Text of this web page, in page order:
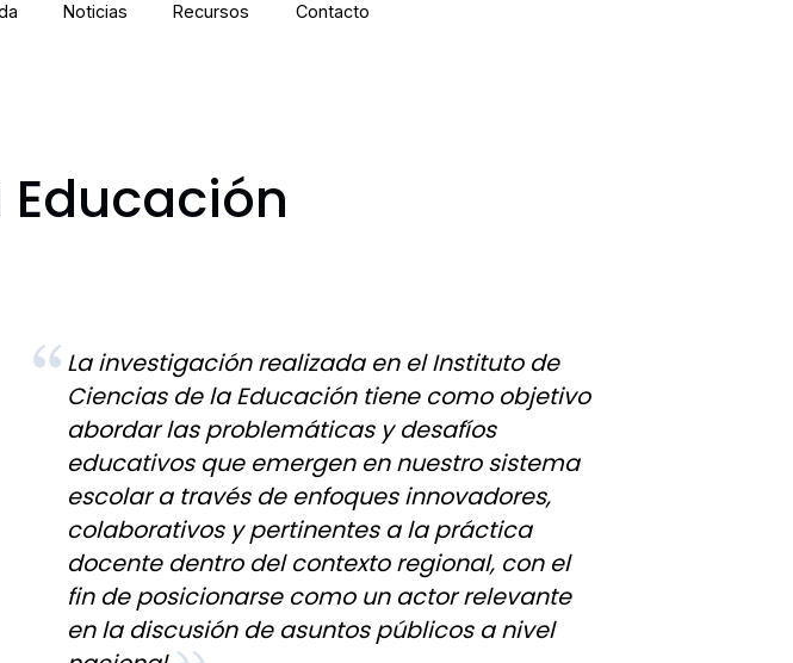
Noticias Recursos Contacto
La investigación realizada en el Instituto de
Ciencias de la Educación tiene como objetivo
abordar las problemáticas y desafíos
educativos que emergen en nuestro sistema
escolar a través de enfoques innovadores,
colaborativos y pertinentes a la práctica
docente dentro del contexto regional, con el
fin de posicionarse como un actor relevante
en la discusión de asuntos públicos a nivel